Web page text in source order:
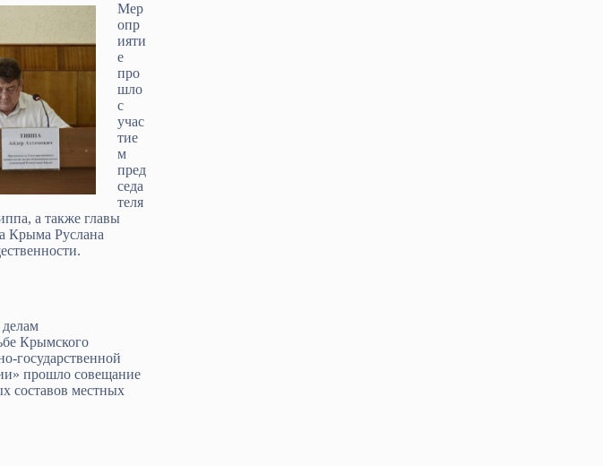
Мер
опр
ияти
е
про
шло
с
учас
тие
м
пред
седа
теля
а также главы
Крыма Руслана
Крымского
государственной
прошло совещание
составов местных